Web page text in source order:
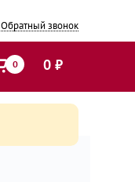
Обратный звонок
0 0 ₽